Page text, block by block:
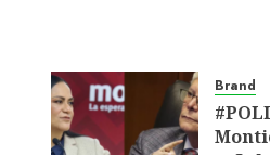
Brand